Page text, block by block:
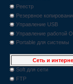
Реестр
Резервное
Управление USB
Управление работой
Portable для системы
Сеть и
Soft для сети
FTP